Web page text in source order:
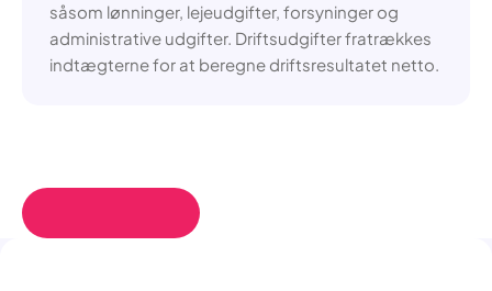
såsom lønninger, lejeudgifter, forsyninger og
administrative udgifter. Driftsudgifter fratrækkes
indtægterne for at beregne driftsresultatet netto.